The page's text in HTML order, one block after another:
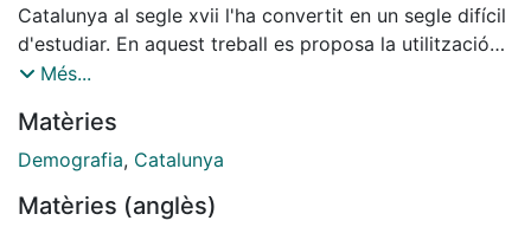
Catalunya al segle xvii l'ha convertit en un segle difícil
d'estudiar. En aquest treball es proposa la utilització
massiva de sèries parroquials per revisar l'evolució
Aquesta evolució es caracteritza per un estancament
provocat per una profunda crisi a mitjan segle i per
en l'elevada mortalitat, especialment la catastròfica i
Més...
Matèries
Demografia, Catalunya
Matèries (anglès)